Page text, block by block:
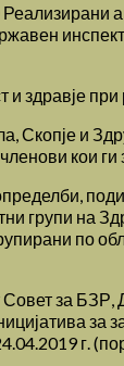
здравје
Скопје и
кои
групи на
по
за БЗР,
г.